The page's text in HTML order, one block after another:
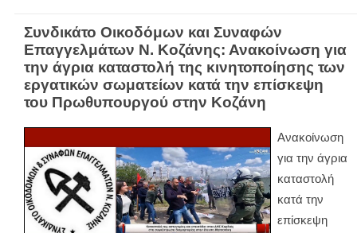
Συνδικάτο Οικοδόμων και Συναφών
Επαγγελμάτων Ν. Κοζάνης: Ανακοίνωση για
την άγρια καταστολή της κινητοποίησης των
εργατικών σωματείων κατά την επίσκεψη
του Πρωθυπουργού στην Κοζάνη
Ανακοίνωση
για την άγρια
καταστολή
κατά την
επίσκεψη